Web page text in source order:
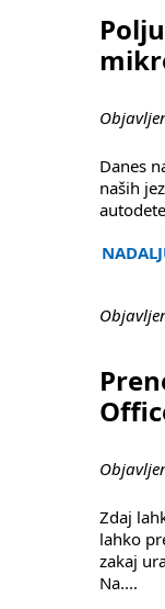
Danes
naših
Zdaj
lahko
zakaj
Na....